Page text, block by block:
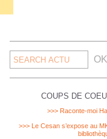
Search
for:
COUPS DE
>>> Raconte-moi
>>> Le Cesan s’expose au